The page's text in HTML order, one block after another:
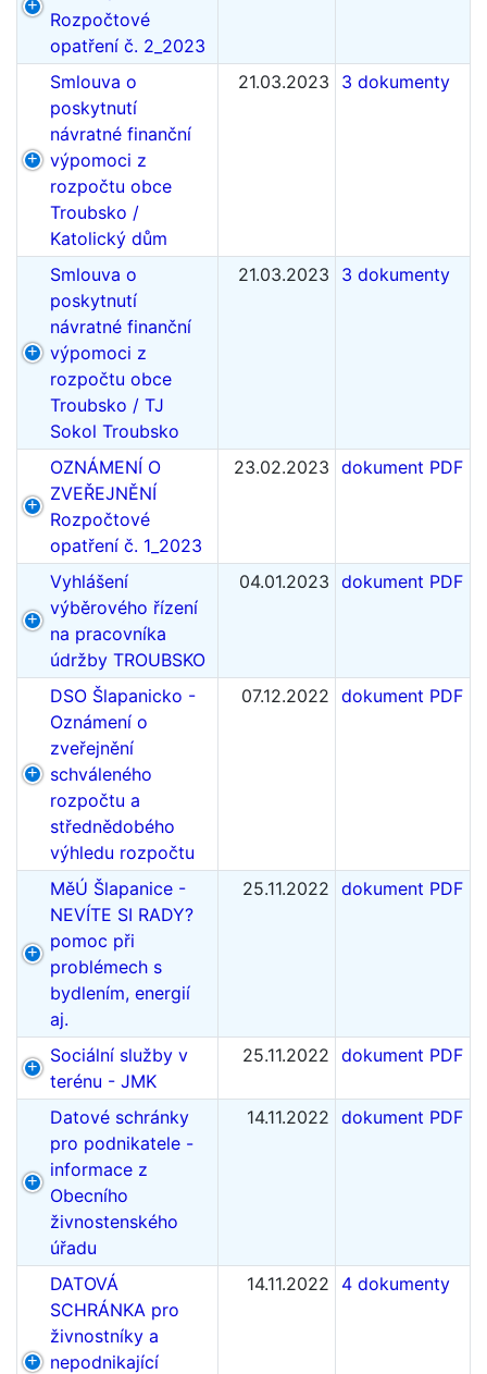
Rozpočtové
opatření č. 2_2023
Smlouva o
poskytnutí
návratné finanční
výpomoci z
rozpočtu obce
Troubsko /
Katolický dům
21.03.2023 3 dokumenty
Smlouva o
poskytnutí
návratné finanční
výpomoci z
rozpočtu obce
Troubsko / TJ
Sokol Troubsko
21.03.2023 3 dokumenty
OZNÁMENÍ O
ZVEŘEJNĚNÍ
Rozpočtové
opatření č. 1_2023
23.02.2023 dokument PDF
Vyhlášení
výběrového řízení
na pracovníka
údržby TROUBSKO
04.01.2023 dokument PDF
DSO Šlapanicko -
Oznámení o
zveřejnění
schváleného
rozpočtu a
střednědobého
výhledu rozpočtu
07.12.2022 dokument PDF
MěÚ Šlapanice -
NEVÍTE SI RADY?
pomoc při
problémech s
bydlením, energií
aj.
25.11.2022 dokument PDF
Sociální služby v
terénu - JMK
25.11.2022 dokument PDF
Datové schránky
pro podnikatele -
informace z
Obecního
živnostenského
úřadu
14.11.2022 dokument PDF
DATOVÁ
SCHRÁNKA pro
živnostníky a
nepodnikající
14.11.2022 4 dokumenty